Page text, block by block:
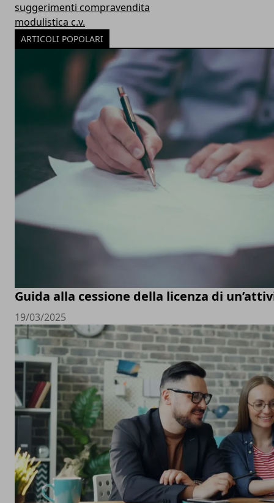
suggerimenti compravendita
modulistica c.v.
ARTICOLI POPOLARI
Guida alla cessione della licenza di
19/03/2025